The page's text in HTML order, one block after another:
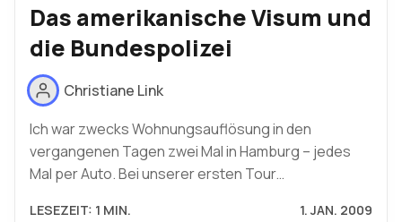
Das amerikanische Visum und
die Bundespolizei
Christiane Link
Ich war zwecks Wohnungsauflösung in den
vergangenen Tagen zwei Mal in Hamburg – jedes
Mal per Auto. Bei unserer ersten Tour…
LESEZEIT: 1 MIN. 1. JAN. 2009